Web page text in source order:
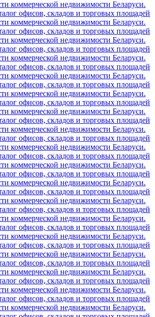
коммерческой недвижимости Беларуси.
офисов, складов и торговых площадей
коммерческой недвижимости Беларуси.
офисов, складов и торговых площадей
коммерческой недвижимости Беларуси.
офисов, складов и торговых площадей
коммерческой недвижимости Беларуси.
офисов, складов и торговых площадей
коммерческой недвижимости Беларуси.
офисов, складов и торговых площадей
коммерческой недвижимости Беларуси.
офисов, складов и торговых площадей
коммерческой недвижимости Беларуси.
офисов, складов и торговых площадей
коммерческой недвижимости Беларуси.
офисов, складов и торговых площадей
коммерческой недвижимости Беларуси.
офисов, складов и торговых площадей
коммерческой недвижимости Беларуси.
офисов, складов и торговых площадей
коммерческой недвижимости Беларуси.
офисов, складов и торговых площадей
коммерческой недвижимости Беларуси.
офисов, складов и торговых площадей
коммерческой недвижимости Беларуси.
офисов, складов и торговых площадей
коммерческой недвижимости Беларуси.
офисов, складов и торговых площадей
коммерческой недвижимости Беларуси.
офисов, складов и торговых площадей
коммерческой недвижимости Беларуси.
офисов, складов и торговых площадей
коммерческой недвижимости Беларуси.
офисов, складов и торговых площадей
коммерческой недвижимости Беларуси.